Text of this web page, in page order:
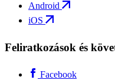
Android
iOS
Feliratkozások és
Facebook